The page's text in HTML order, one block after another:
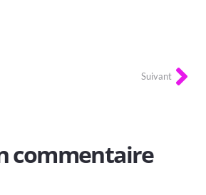
Suivant
commentaire